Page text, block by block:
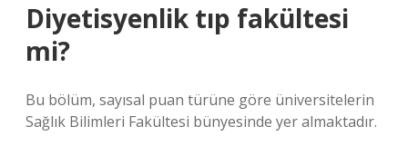
Diyetisyenlik tıp fakültesi
mi?
Bu bölüm, sayısal puan türüne göre üniversitelerin
Sağlık Bilimleri Fakültesi bünyesinde yer almaktadır.